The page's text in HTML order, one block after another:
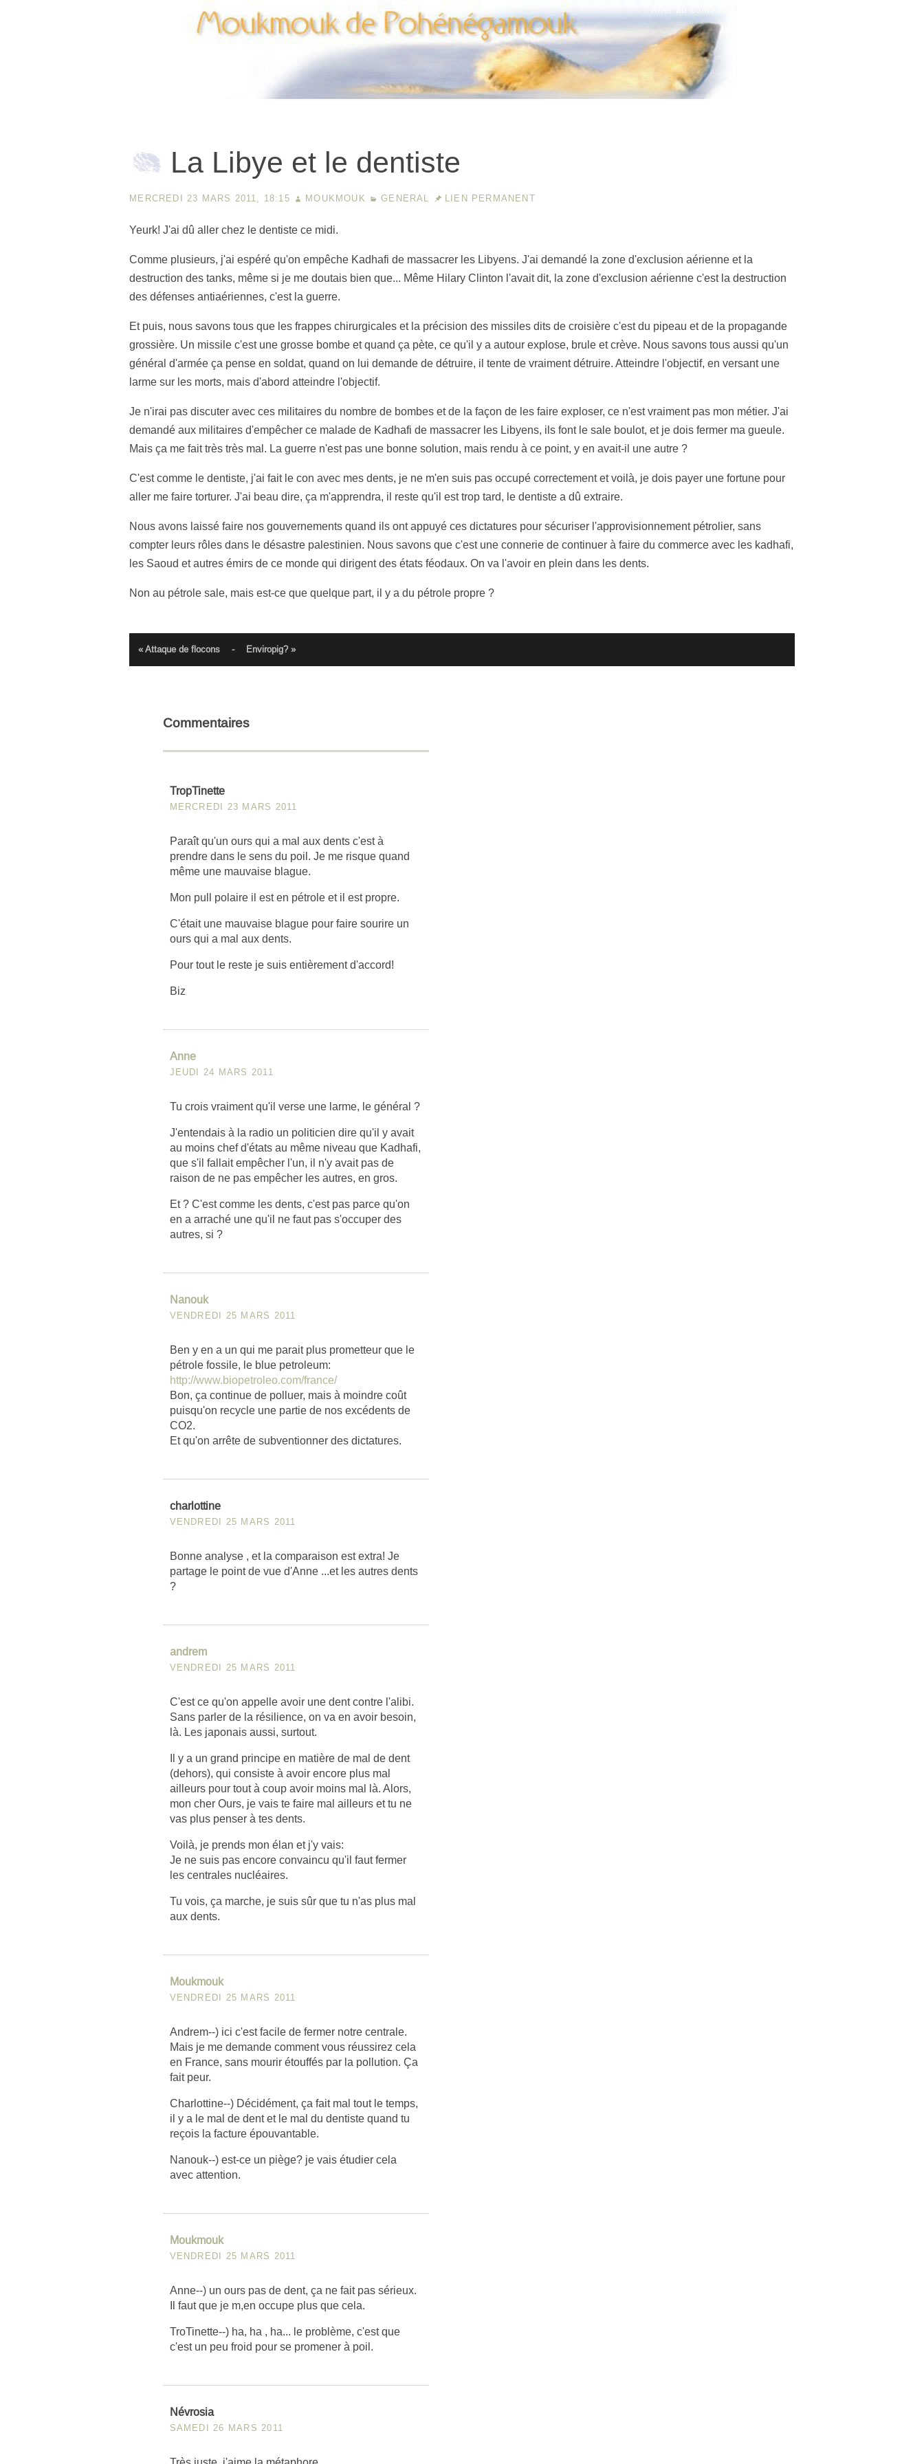
Aller au contenu
La Libye et le dentiste
MERCREDI 23 MARS 2011, 18:15 MOUKMOUK GENERAL LIEN PERMANENT
Yeurk! J'ai dû aller chez le dentiste ce midi.
Comme plusieurs, j'ai espéré qu'on empêche Kadhafi de massacrer les Libyens. J'ai demandé la zone d'exclusion aérienne et la
destruction des tanks, même si je me doutais bien que... Même Hilary Clinton l'avait dit, la zone d'exclusion aérienne c'est la destruction
des défenses antiaériennes, c'est la guerre.
Et puis, nous savons tous que les frappes chirurgicales et la précision des missiles dits de croisière c'est du pipeau et de la propagande
grossière. Un missile c'est une grosse bombe et quand ça pète, ce qu'il y a autour explose, brule et crève. Nous savons tous aussi qu'un
général d'armée ça pense en soldat, quand on lui demande de détruire, il tente de vraiment détruire. Atteindre l'objectif, en versant une
larme sur les morts, mais d'abord atteindre l'objectif.
Je n'irai pas discuter avec ces militaires du nombre de bombes et de la façon de les faire exploser, ce n'est vraiment pas mon métier. J'ai
demandé aux militaires d'empêcher ce malade de Kadhafi de massacrer les Libyens, ils font le sale boulot, et je dois fermer ma gueule.
Mais ça me fait très très mal. La guerre n'est pas une bonne solution, mais rendu à ce point, y en avait-il une autre ?
C'est comme le dentiste, j'ai fait le con avec mes dents, je ne m'en suis pas occupé correctement et voilà, je dois payer une fortune pour
aller me faire torturer. J'ai beau dire, ça m'apprendra, il reste qu'il est trop tard, le dentiste a dû extraire.
Nous avons laissé faire nos gouvernements quand ils ont appuyé ces dictatures pour sécuriser l'approvisionnement pétrolier, sans
compter leurs rôles dans le désastre palestinien. Nous savons que c'est une connerie de continuer à faire du commerce avec les kadhafi,
les Saoud et autres émirs de ce monde qui dirigent des états féodaux. On va l'avoir en plein dans les dents.
Non au pétrole sale, mais est-ce que quelque part, il y a du pétrole propre ?
« Attaque de flocons - Enviropig? »
Commentaires
TropTinette
MERCREDI 23 MARS 2011
Paraît qu'un ours qui a mal aux dents c'est à
prendre dans le sens du poil. Je me risque quand
même une mauvaise blague.
Mon pull polaire il est en pétrole et il est propre.
C'était une mauvaise blague pour faire sourire un
ours qui a mal aux dents.
Pour tout le reste je suis entièrement d'accord!
Biz
Anne
JEUDI 24 MARS 2011
Tu crois vraiment qu'il verse une larme, le général ?
J'entendais à la radio un politicien dire qu'il y avait
au moins chef d'états au même niveau que Kadhafi,
que s'il fallait empêcher l'un, il n'y avait pas de
raison de ne pas empêcher les autres, en gros.
Et ? C'est comme les dents, c'est pas parce qu'on
en a arraché une qu'il ne faut pas s'occuper des
autres, si ?
Nanouk
VENDREDI 25 MARS 2011
Ben y en a un qui me parait plus prometteur que le
pétrole fossile, le blue petroleum:
http://www.biopetroleo.com/france/
Bon, ça continue de polluer, mais à moindre coût
puisqu'on recycle une partie de nos excédents de
CO2.
Et qu'on arrête de subventionner des dictatures.
charlottine
VENDREDI 25 MARS 2011
Bonne analyse , et la comparaison est extra! Je
partage le point de vue d'Anne ...et les autres dents
?
andrem
VENDREDI 25 MARS 2011
C'est ce qu'on appelle avoir une dent contre l'alibi.
Sans parler de la résilience, on va en avoir besoin,
là. Les japonais aussi, surtout.
Il y a un grand principe en matière de mal de dent
(dehors), qui consiste à avoir encore plus mal
ailleurs pour tout à coup avoir moins mal là. Alors,
mon cher Ours, je vais te faire mal ailleurs et tu ne
vas plus penser à tes dents.
Voilà, je prends mon élan et j'y vais:
Je ne suis pas encore convaincu qu'il faut fermer
les centrales nucléaires.
Tu vois, ça marche, je suis sûr que tu n'as plus mal
aux dents.
Moukmouk
VENDREDI 25 MARS 2011
Andrem--) ici c'est facile de fermer notre centrale.
Mais je me demande comment vous réussirez cela
en France, sans mourir étouffés par la pollution. Ça
fait peur.
Charlottine--) Décidément, ça fait mal tout le temps,
il y a le mal de dent et le mal du dentiste quand tu
reçois la facture épouvantable.
Nanouk--) est-ce un piège? je vais étudier cela
avec attention.
Moukmouk
VENDREDI 25 MARS 2011
Anne--) un ours pas de dent, ça ne fait pas sérieux.
Il faut que je m,en occupe plus que cela.
TroTinette--) ha, ha , ha... le problème, c'est que
c'est un peu froid pour se promener à poil.
Névrosia
SAMEDI 26 MARS 2011